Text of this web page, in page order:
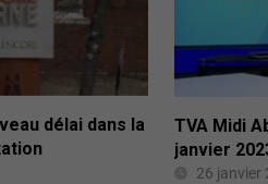
délai dans la
TVA Midi
janvier
26 janvier